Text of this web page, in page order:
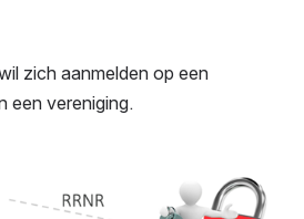
zich aanmelden op een
een vereniging.